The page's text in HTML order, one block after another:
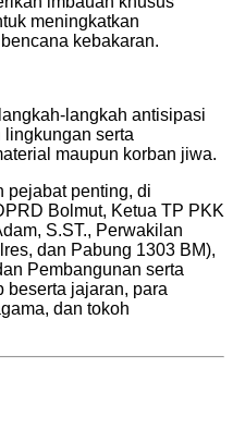
meningkatkan
kebakaran.
langkah antisipasi
serta
maupun korban jiwa.
pejabat penting, di
Bolmut, Ketua TP PKK
S.ST., Perwakilan
dan Pabung 1303 BM),
Pembangunan serta
beserta jajaran, para
dan tokoh